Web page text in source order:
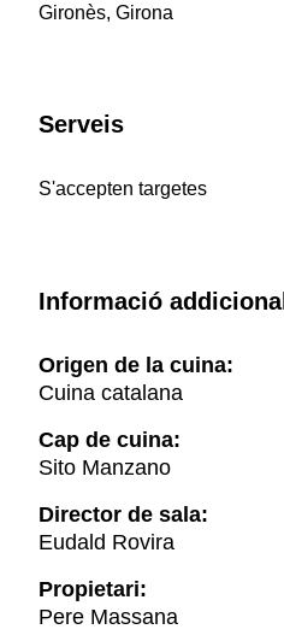
Gironès, Girona
Serveis
S'accepten targetes
Informació addicional
Origen de la cuina:
Cuina catalana
Cap de cuina:
Sito Manzano
Director de sala:
Eudald Rovira
Propietari:
Pere Massana